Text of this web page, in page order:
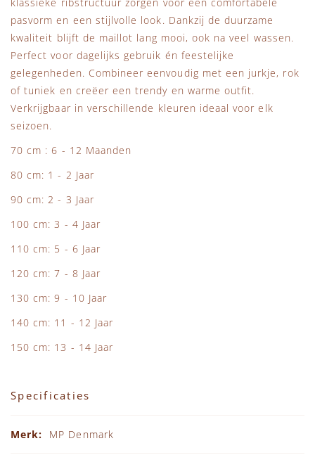
pasvorm en een stijlvolle look. Dankzij de duurzame
kwaliteit blijft de maillot lang mooi, ook na veel wassen.
Perfect voor dagelijks gebruik én feestelijke
gelegenheden. Combineer eenvoudig met een jurkje, rok
of tuniek en creëer een trendy en warme outfit.
Verkrijgbaar in verschillende kleuren ideaal voor elk
seizoen.
70 cm : 6 - 12 Maanden
80 cm: 1 - 2 Jaar
90 cm: 2 - 3 Jaar
100 cm: 3 - 4 Jaar
110 cm: 5 - 6 Jaar
120 cm: 7 - 8 Jaar
130 cm: 9 - 10 Jaar
140 cm: 11 - 12 Jaar
150 cm: 13 - 14 Jaar
Specificaties
MP Denmark